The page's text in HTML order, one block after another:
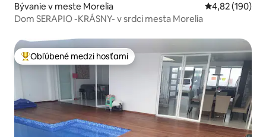
Bývanie v meste Morelia Priemerné
4,82 (190)
Dom SERAPIO -KRÁSNY- v srdci mesta Morelia
Najobľúbenejšie medzi hosťami
Obľúbené medzi hosťami